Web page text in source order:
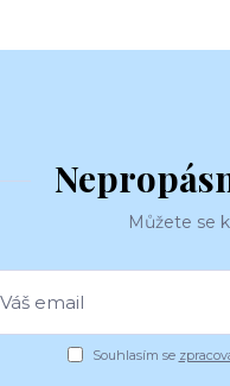
Můžete se
Souhlasím se